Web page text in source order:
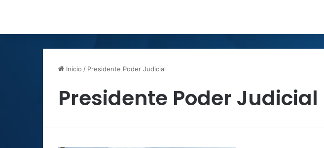
Inicio / Presidente Poder Judicial
Presidente Poder Judicial